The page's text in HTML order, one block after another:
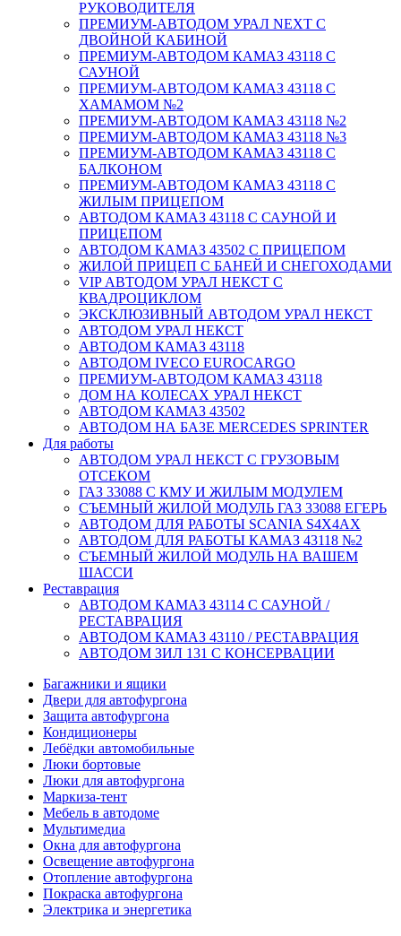
РУКОВОДИТЕЛЯ
ПРЕМИУМ-АВТОДОМ УРАЛ NEXT С
ДВОЙНОЙ КАБИНОЙ
ПРЕМИУМ-АВТОДОМ КАМАЗ 43118 С
САУНОЙ
ПРЕМИУМ-АВТОДОМ КАМАЗ 43118 С
ХАМАМОМ №2
ПРЕМИУМ-АВТОДОМ КАМАЗ 43118 №2
ПРЕМИУМ-АВТОДОМ КАМАЗ 43118 №3
ПРЕМИУМ-АВТОДОМ КАМАЗ 43118 С
БАЛКОНОМ
ПРЕМИУМ-АВТОДОМ КАМАЗ 43118 С
ЖИЛЫМ ПРИЦЕПОМ
АВТОДОМ КАМАЗ 43118 С САУНОЙ И
ПРИЦЕПОМ
АВТОДОМ КАМАЗ 43502 С ПРИЦЕПОМ
ЖИЛОЙ ПРИЦЕП С БАНЕЙ И СНЕГОХОДАМИ
VIP АВТОДОМ УРАЛ НЕКСТ С
КВАДРОЦИКЛОМ
ЭКСКЛЮЗИВНЫЙ АВТОДОМ УРАЛ НЕКСТ
АВТОДОМ УРАЛ НЕКСТ
АВТОДОМ КАМАЗ 43118
АВТОДОМ IVECO EUROCARGO
ПРЕМИУМ-АВТОДОМ КАМАЗ 43118
ДОМ НА КОЛЕСАХ УРАЛ НЕКСТ
АВТОДОМ КАМАЗ 43502
АВТОДОМ НА БАЗЕ MERCEDES SPRINTER
Для работы
АВТОДОМ УРАЛ НЕКСТ С ГРУЗОВЫМ
ОТСЕКОМ
ГАЗ 33088 С КМУ И ЖИЛЫМ МОДУЛЕМ
СЪЕМНЫЙ ЖИЛОЙ МОДУЛЬ ГАЗ 33088 ЕГЕРЬ
АВТОДОМ ДЛЯ РАБОТЫ SCANIA S4X4AX
АВТОДОМ ДЛЯ РАБОТЫ КАМАЗ 43118 №2
СЪЕМНЫЙ ЖИЛОЙ МОДУЛЬ НА ВАШЕМ
ШАССИ
Реставрация
АВТОДОМ КАМАЗ 43114 С САУНОЙ /
РЕСТАВРАЦИЯ
АВТОДОМ КАМАЗ 43110 / РЕСТАВРАЦИЯ
АВТОДОМ ЗИЛ 131 С КОНСЕРВАЦИИ
Багажники и ящики
Двери для автофургона
Защита автофургона
Кондиционеры
Лебёдки автомобильные
Люки бортовые
Люки для автофургона
Маркиза-тент
Мебель в автодоме
Мультимедиа
Окна для автофургона
Освещение автофургона
Отопление автофургона
Покраска автофургона
Электрика и энергетика